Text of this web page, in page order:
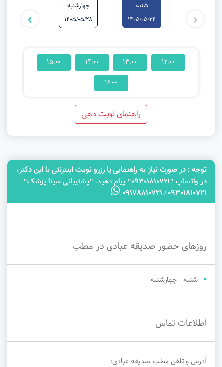
شنبه
1405/05/24
چهارشنبه
1405/05/28
1405/05/31
‹
›
12:00
13:00
14:00
15:00
16:00
راهنمای نوبت دهی
توجه‌ : در صورت نیاز به راهنمایی یا رزرو نوبت اینترنتی با این دکتر،
در واتساپ "09301810721" پیام دهید. "پشتیبانی سینا پزشک"
09301810721 / 09178810721
روزهای حضور صدیقه عبادی در مطب
شنبه - چهارشنبه
اطلاعات تماس
آدرس و تلفن مطب صدیقه عبادی: